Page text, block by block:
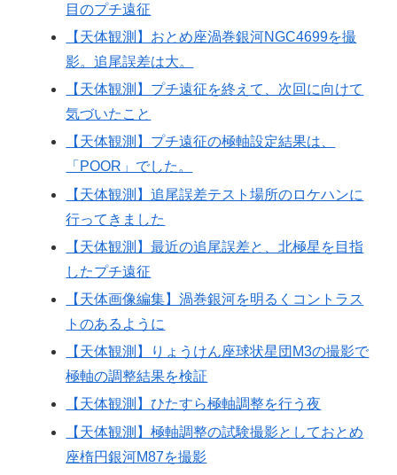
目のプチ遠征
【天体観測】おとめ座渦巻銀河NGC4699を撮
影。追尾誤差は大。
【天体観測】プチ遠征を終えて、次回に向けて
気づいたこと
【天体観測】プチ遠征の極軸設定結果は、
「POOR」でした。
【天体観測】追尾誤差テスト場所のロケハンに
行ってきました
【天体観測】最近の追尾誤差と、北極星を目指
したプチ遠征
【天体画像編集】渦巻銀河を明るくコントラス
トのあるように
【天体観測】りょうけん座球状星団M3の撮影で
極軸の調整結果を検証
【天体観測】ひたすら極軸調整を行う夜
【天体観測】極軸調整の試験撮影としておとめ
座楕円銀河M87を撮影